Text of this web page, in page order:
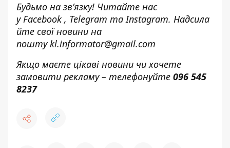
Будьмо на зв’язку! Читайте нас
уFacebook, Telegram таInstagram. Надсила
йте свої новини на
поштуkl.informator@gmail.com
Якщо маєте цікаві новини чи хочете
замовити рекламу – телефонуйте 096 545
8237